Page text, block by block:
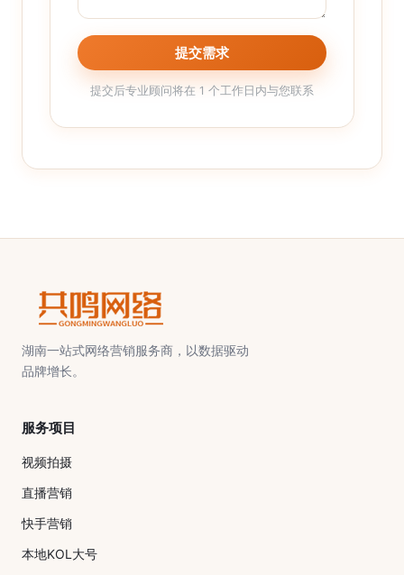
提交需求
提交后专业顾问将在 1 个工作日内与您联系
湖南一站式网络营销服务商，以数据驱动
品牌增长。
服务项目
视频拍摄
直播营销
快手营销
本地KOL大号